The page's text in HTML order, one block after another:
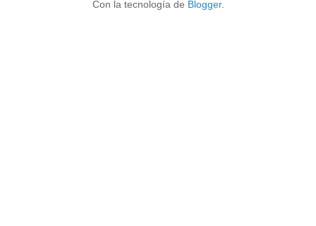
Con la tecnología de Blogger.